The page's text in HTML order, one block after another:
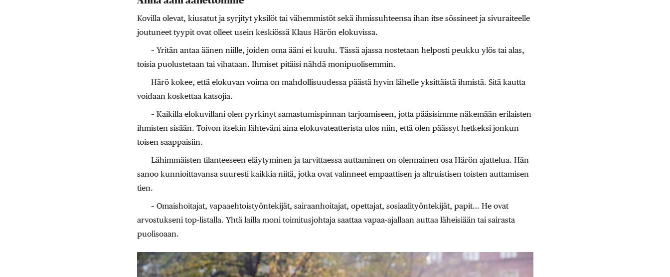
Kovilla olevat, kiusatut ja syrjityt yksilöt tai vähemmistöt sekä ihmissuhteensa ihan itse sössineet ja sivuraiteelle
joutuneet tyypit ovat olleet usein keskiössä Klaus Härön elokuvissa.
– Yritän antaa äänen niille, joiden oma ääni ei kuulu. Tässä ajassa nostetaan helposti peukku ylös tai alas,
toisia puolustetaan tai vihataan. Ihmiset pitäisi nähdä monipuolisemmin.
Härö kokee, että elokuvan voima on mahdollisuudessa päästä hyvin lähelle yksittäistä ihmistä. Sitä kautta
voidaan koskettaa katsojia.
– Kaikilla elokuvillani olen pyrkinyt samastumispinnan tarjoamiseen, jotta pääsisimme näkemään erilaisten
ihmisten sisään. Toivon itsekin lähteväni aina elokuvateatterista ulos niin, että olen päässyt hetkeksi jonkun
toisen saappaisiin.
Lähimmäisten tilanteeseen eläytyminen ja tarvittaessa auttaminen on olennainen osa Härön ajattelua. Hän
sanoo kunnioittavansa suuresti kaikkia niitä, jotka ovat valinneet empaattisen ja altruistisen toisten auttamisen
tien.
– Omaishoitajat, vapaaehtoistyöntekijät, sairaanhoitajat, opettajat, sosiaalityöntekijät, papit… He ovat
arvostukseni top-listalla. Yhtä lailla moni toimitusjohtaja saattaa vapaa-ajallaan auttaa läheisiään tai sairasta
puolisoaan.